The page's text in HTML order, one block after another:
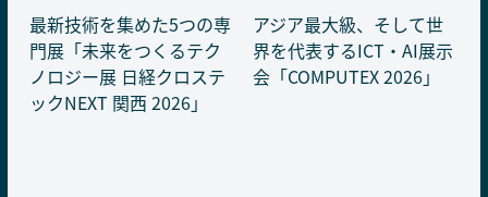
最新技術を集めた5つの専
門展「未来をつくるテク
ノロジー展 日経クロステ
ックNEXT 関西 2026」
アジア最大級、そして世
界を代表するICT・AI展示
会「COMPUTEX 2026」